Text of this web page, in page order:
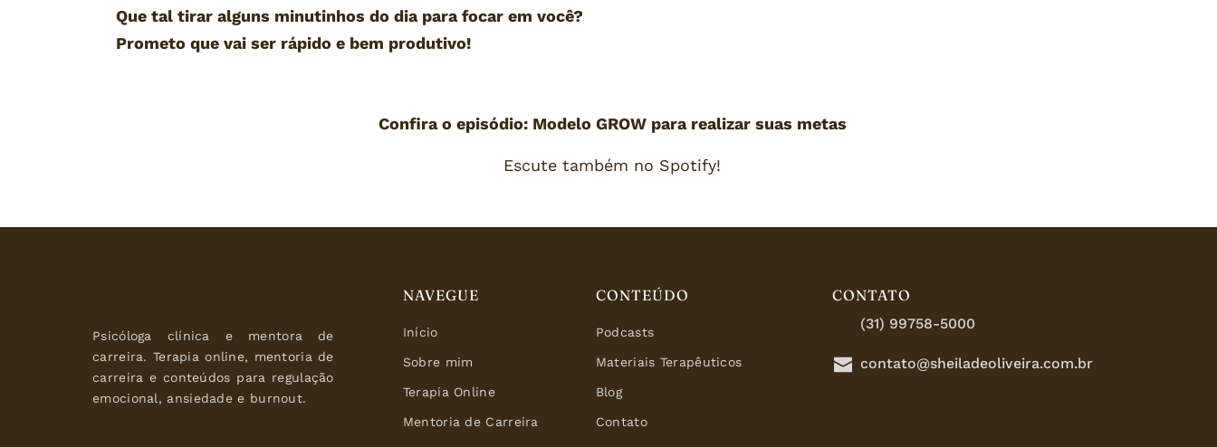
Que tal tirar alguns minutinhos do dia para focar em você?
Prometo que vai ser rápido e bem produtivo!
Confira o episódio: Modelo GROW para realizar suas metas
Escute também no Spotify!
Psicóloga clínica e mentora de
carreira. Terapia online, mentoria de
carreira e conteúdos para regulação
emocional, ansiedade e burnout.
NAVEGUE
Início
Sobre mim
Terapia Online
Mentoria de Carreira
CONTEÚDO
Podcasts
Materiais Terapêuticos
Blog
Contato
CONTATO
(31) 99758-5000
contato@sheiladeoliveira.com.br